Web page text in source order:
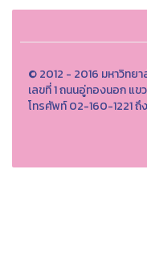
© 2012 - 2016 มหาวิทย
เลขที่ 1 ถนนอู่ทองนอก แ
โทรศัพท์ 02-160-1221 ถึ